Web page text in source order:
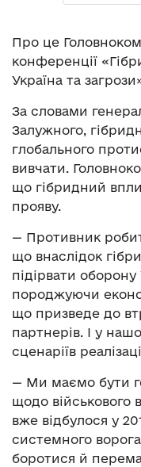
Про це
конференції
Україна та
За словами
Залужного,
глобального
вивчати.
що гібридний
прояву.
— Противник
що внаслідок
підірвати
породжуючи
що призведе до
партнерів. І у
сценаріїв
— Ми маємо бути
щодо військового
вже відбулося у
системного
боротися й